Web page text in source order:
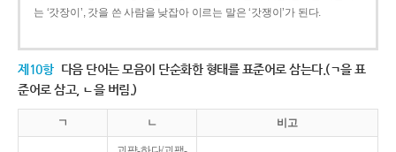
는 ‘갓장이’, 갓을 쓴 사람을 낮잡아 이르는 말은 ‘갓쟁이’가 된다.
제10항 다음 단어는 모음이 단순화한 형태를 표준어로 삼는다.(ㄱ을 표
준어로 삼고, ㄴ을 버림.)
ㄱ ㄴ 비고